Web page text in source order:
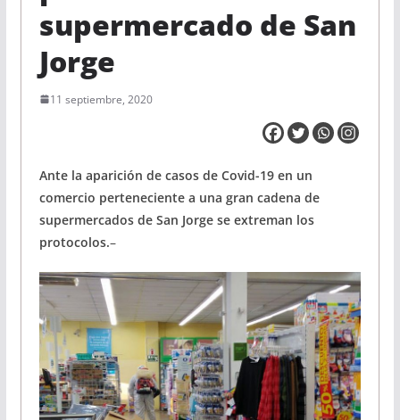
supermercado de San
Jorge
11 septiembre, 2020
Ante la aparición de casos de Covid-19 en un
comercio perteneciente a una gran cadena de
supermercados de San Jorge se extreman los
protocolos.–